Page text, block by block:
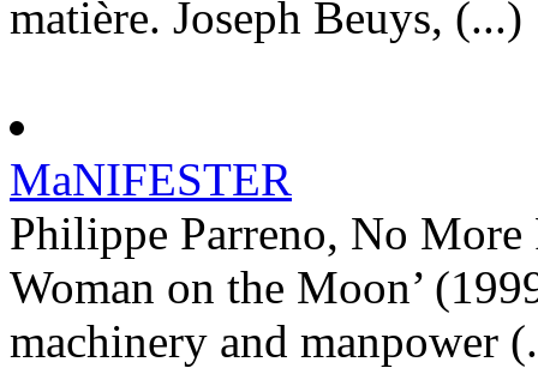
matière. Joseph Beuys, (...)
MaNIFESTER
Philippe Parreno, No
Woman on the Moon’
machinery and manpower